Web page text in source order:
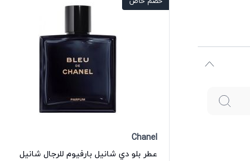
Chanel
عطر بلو دي شانيل بارفيوم للرجال شانيل